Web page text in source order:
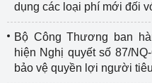
dụng các loại phí mới đối
Bộ Công Thương ban
hiện Nghị quyết số 87/
bảo vệ quyền lợi người